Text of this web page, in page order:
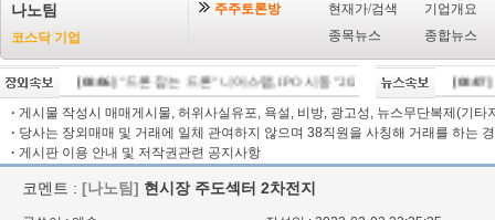
나노팀
코스닥 기업
주주토론방 현재가/검색
기업개요
종목뉴스
종합뉴스
[08/06]"드론 잡는 드론" 니어스랩, IPO 시동 "2029년 방공망 체계 편입"
[08/07]"
· 게시물 작성시 매매게시물, 허위사실유포, 욕설, 비방, 광고성, 뉴스무단복제(기타
· 당사는 장외매매 및 거래에 일체 관여하지 않으며 38직원을 사칭해 거래를 하는
· 게시판 이용 안내 및 저작권관련 공지사항
코멘트 : [나노팀] 현시장 주도섹터 2차전지